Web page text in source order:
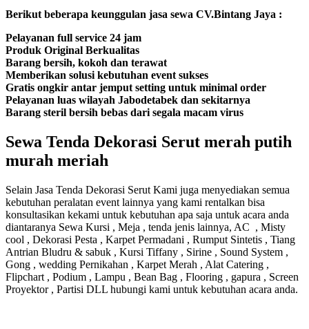
Berikut beberapa keunggulan jasa sewa CV.Bintang Jaya :
Pelayanan full service 24 jam
Produk Original Berkualitas
Barang bersih, kokoh dan terawat
Memberikan solusi kebutuhan event sukses
Gratis ongkir antar jemput setting untuk minimal order
Pelayanan luas wilayah Jabodetabek dan sekitarnya
Barang steril bersih bebas dari segala macam virus
Sewa Tenda Dekorasi Serut merah putih
murah meriah
Selain Jasa Tenda Dekorasi Serut Kami juga menyediakan semua
kebutuhan peralatan event lainnya yang kami rentalkan bisa
konsultasikan kekami untuk kebutuhan apa saja untuk acara anda
diantaranya Sewa Kursi , Meja , tenda jenis lainnya, AC , Misty
cool , Dekorasi Pesta , Karpet Permadani , Rumput Sintetis , Tiang
Antrian Bludru & sabuk , Kursi Tiffany , Sirine , Sound System ,
Gong , wedding Pernikahan , Karpet Merah , Alat Catering ,
Flipchart , Podium , Lampu , Bean Bag , Flooring , gapura , Screen
Proyektor , Partisi DLL hubungi kami untuk kebutuhan acara anda.